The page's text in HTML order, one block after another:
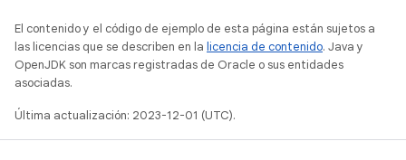
El contenido y el código de ejemplo de esta página están sujetos a
las licencias que se describen en la licencia de contenido. Java y
OpenJDK son marcas registradas de Oracle o sus entidades
asociadas.
Última actualización: 2023-12-01 (UTC).